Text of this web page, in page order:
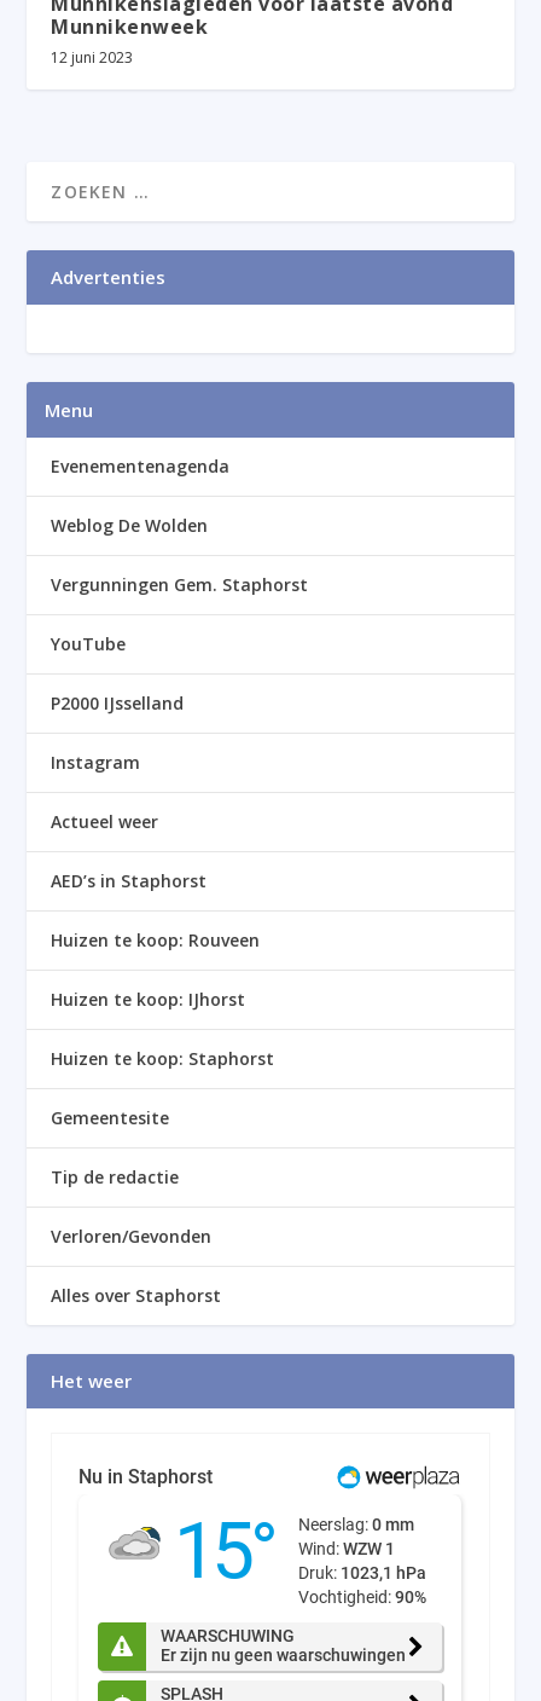
Munnikenweek
12 juni 2023
Advertenties
Menu
Evenementenagenda
Weblog De Wolden
Vergunningen Gem. Staphorst
YouTube
P2000 IJsselland
Instagram
Actueel weer
AED’s in Staphorst
Huizen te koop: Rouveen
Huizen te koop: IJhorst
Huizen te koop: Staphorst
Gemeentesite
Tip de redactie
Verloren/Gevonden
Alles over Staphorst
Het weer